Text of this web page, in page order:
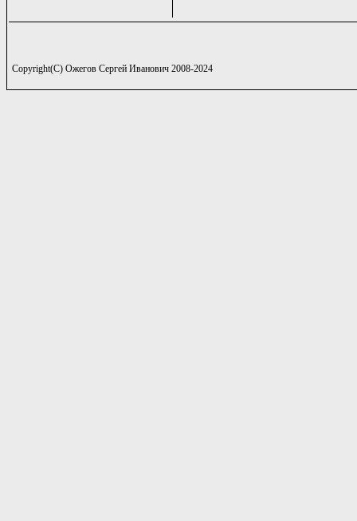
Copyright(C) Ожегов Сергей Иванович 2008-2024